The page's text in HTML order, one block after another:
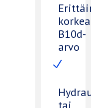
korkea
B10d-
arvo
N
tai